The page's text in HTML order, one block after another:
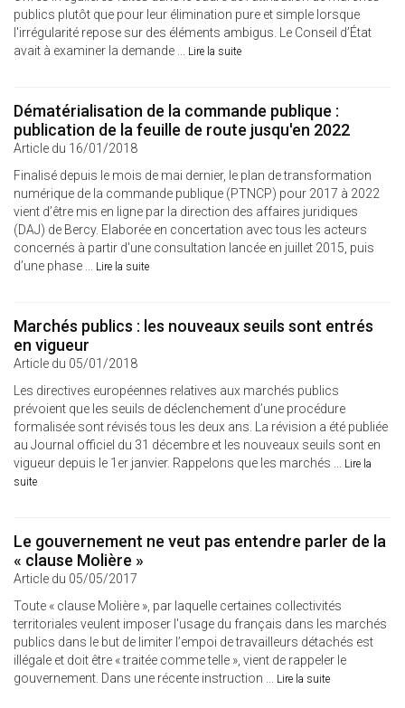
publics plutôt que pour leur élimination pure et simple lorsque
l'irrégularité repose sur des éléments ambigus. Le Conseil d’État
avait à examiner la demande ... Lire la suite
Dématérialisation de la commande publique :
publication de la feuille de route jusqu'en 2022
Article du 16/01/2018
Finalisé depuis le mois de mai dernier, le plan de transformation
numérique de la commande publique (PTNCP) pour 2017 à 2022
vient d’être mis en ligne par la direction des affaires juridiques
(DAJ) de Bercy. Elaborée en concertation avec tous les acteurs
concernés à partir d'une consultation lancée en juillet 2015, puis
d’une phase ... Lire la suite
Marchés publics : les nouveaux seuils sont entrés
en vigueur
Article du 05/01/2018
Les directives européennes relatives aux marchés publics
prévoient que les seuils de déclenchement d’une procédure
formalisée sont révisés tous les deux ans. La révision a été publiée
au Journal officiel du 31 décembre et les nouveaux seuils sont en
vigueur depuis le 1er janvier. Rappelons que les marchés ... Lire la
suite
Le gouvernement ne veut pas entendre parler de la
« clause Molière »
Article du 05/05/2017
Toute « clause Molière », par laquelle certaines collectivités
territoriales veulent imposer l'usage du français dans les marchés
publics dans le but de limiter l’empoi de travailleurs détachés est
illégale et doit être « traitée comme telle », vient de rappeler le
gouvernement. Dans une récente instruction ... Lire la suite